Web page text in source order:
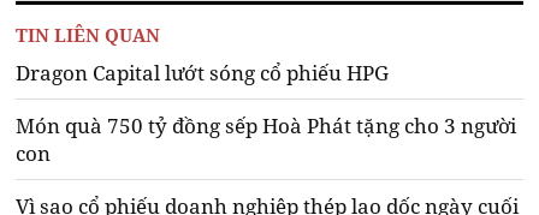
TIN LIÊN QUAN
Dragon Capital lướt sóng cổ phiếu HPG
Món quà 750 tỷ đồng sếp Hoà Phát tặng cho 3 người
con
Vì sao cổ phiếu doanh nghiệp thép lao dốc ngày cuối